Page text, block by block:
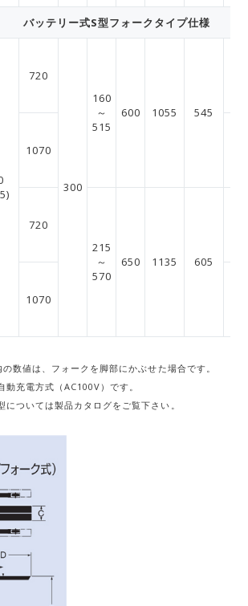
バッテリー式S型フォークタイプ仕様
720
300
160
～
515
600 1055 545
1070
720
215
～
570
650 1135 605
1070
値は、フォークを脚部にかぶせた場合です。
充電方式（AC100V）です。
ついては製品カタログをご覧下さい。